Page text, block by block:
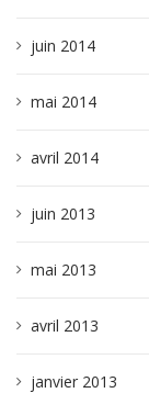
juin 2014
mai 2014
avril 2014
juin 2013
mai 2013
avril 2013
janvier 2013